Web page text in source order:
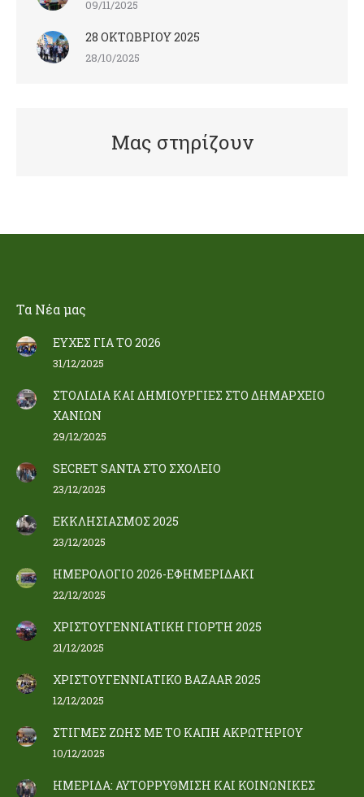
09/11/2025
28 ΟΚΤΩΒΡΙΟΥ 2025
28/10/2025
Μας στηρίζουν
Τα Nέα μας
ΕΥΧΕΣ ΓΙΑ ΤΟ 2026
31/12/2025
ΣΤΟΛΙΔΙΑ ΚΑΙ ΔΗΜΙΟΥΡΓΙΕΣ ΣΤΟ ΔΗΜΑΡΧΕΙΟ
ΧΑΝΙΩΝ
29/12/2025
SECRET SANTA ΣΤΟ ΣΧΟΛΕΙΟ
23/12/2025
ΕΚΚΛΗΣΙΑΣΜΟΣ 2025
23/12/2025
ΗΜΕΡΟΛΟΓΙΟ 2026-ΕΦΗΜΕΡΙΔΑΚΙ
22/12/2025
ΧΡΙΣΤΟΥΓΕΝΝΙΑΤΙΚΗ ΓΙΟΡΤΗ 2025
21/12/2025
ΧΡΙΣΤΟΥΓΕΝΝΙΑΤΙΚΟ BAZAAR 2025
12/12/2025
ΣΤΙΓΜΕΣ ΖΩΗΣ ΜΕ ΤΟ ΚΑΠΗ ΑΚΡΩΤΗΡΙΟΥ
10/12/2025
ΗΜΕΡΙΔΑ: ΑΥΤΟΡΡΥΘΜΙΣΗ ΚΑΙ ΚΟΙΝΩΝΙΚΕΣ